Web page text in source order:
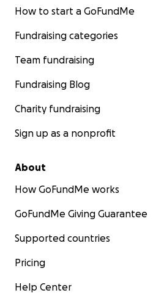
How to start a GoFundMe
Fundraising categories
Team fundraising
Fundraising Blog
Charity fundraising
Sign up as a nonprofit
About
How GoFundMe works
GoFundMe Giving Guarantee
Supported countries
Pricing
Help Center